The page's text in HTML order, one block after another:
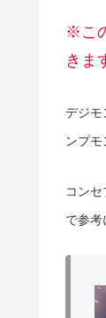
※こ
きま
デジモ
ンプモ
コン
で参考